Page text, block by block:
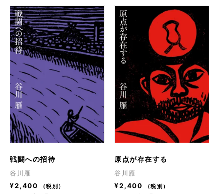
戦闘への招待
谷川雁
¥2,400 （税別）
原点が存在する
谷川雁
¥2,400 （税別）